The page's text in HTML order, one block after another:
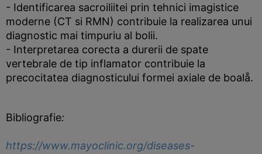
- Identificarea sacroiliitei prin tehnici imagistice
moderne (CT si RMN) contribuie la realizarea unui
diagnostic mai timpuriu al bolii.
- Interpretarea corecta a durerii de spate
vertebrale de tip inflamator contribuie la
precocitatea diagnosticului formei axiale de boalå.
Bibliografie:
https://www.mayoclinic.org/diseases-